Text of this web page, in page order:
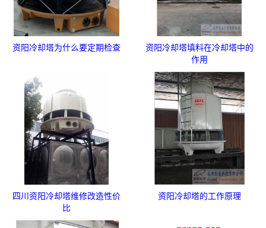
资阳冷却塔为什么要定期检查
资阳冷却塔填料在冷却塔中的
作用
四川资阳冷却塔维修改造性价
比
资阳冷却塔的工作原理